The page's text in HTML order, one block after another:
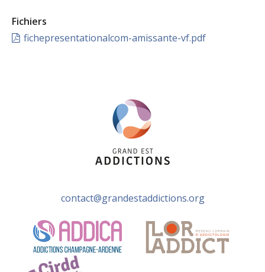
Fichiers
fichepresentationalcom-amissante-vf.pdf
contact@grandestaddictions.org